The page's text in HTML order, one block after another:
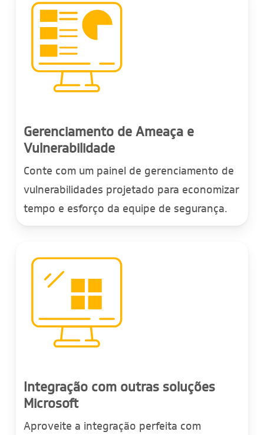
Gerenciamento de Ameaça e
Vulnerabilidade
Conte com um painel de gerenciamento de
vulnerabilidades projetado para economizar
tempo e esforço da equipe de segurança.
Integração com outras soluções
Microsoft
Aproveite a integração perfeita com